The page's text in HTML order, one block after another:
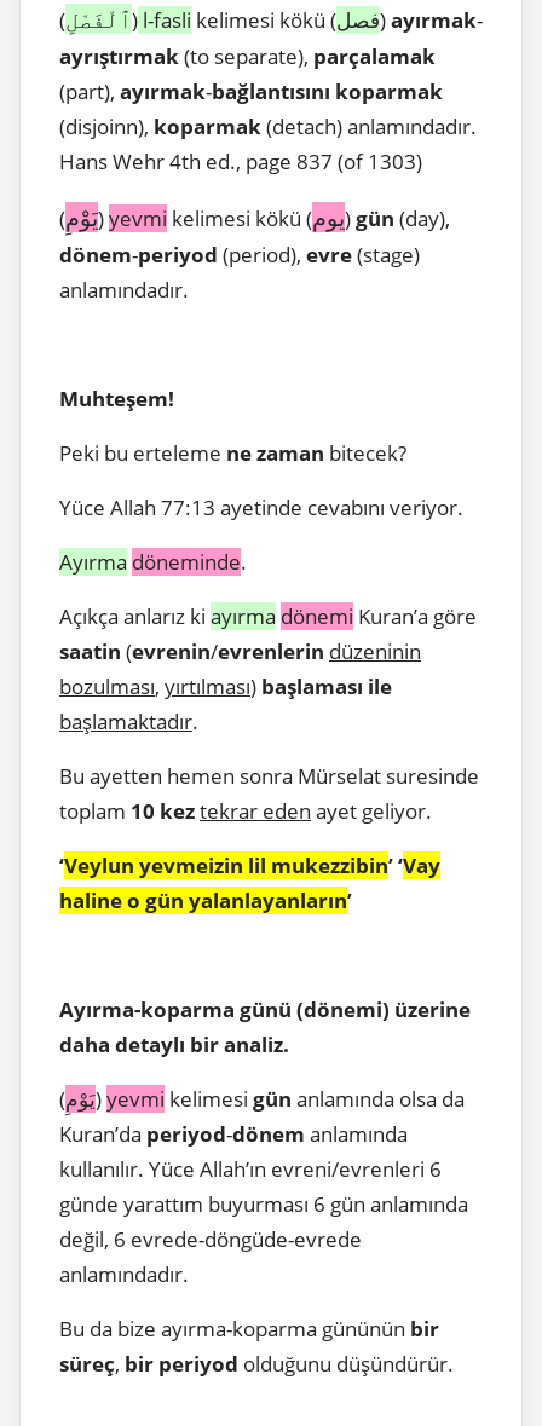
(ٱلْفَصْلِ) l-fasli kelimesi kökü (فصل)ayırmak-
ayrıştırmak(to separate), parçalamak
(part), ayırmak-bağlantısını koparmak
(disjoinn), koparmak(detach) anlamındadır.
Hans Wehr 4th ed., page 837 (of 1303)
(يَوْمِ)yevmi kelimesi kökü (يوم)gün (day),
dönem-periyod (period), evre(stage)
anlamındadır.
Muhteşem!
Peki bu erteleme ne zaman bitecek?
Yüce Allah 77:13 ayetinde cevabını veriyor.
Ayırma döneminde.
Açıkça anlarız ki ayırma dönemi Kuran’a göre
saatin (evrenin/evrenlerin düzeninin
bozulması, yırtılması) başlaması ile
başlamaktadır.
Bu ayetten hemen sonra Mürselat suresinde
toplam 10 keztekrar eden ayet geliyor.
‘Veylun yevmeizin lil mukezzibin’ ‘Vay
haline o gün yalanlayanların’
Ayırma-koparma günü (dönemi) üzerine
daha detaylı bir analiz.
(يَوْمِ)yevmi kelimesi gün anlamında olsa da
Kuran’da periyod-dönem anlamında
kullanılır. Yüce Allah’ın evreni/evrenleri 6
günde yarattım buyurması 6 gün anlamında
değil, 6 evrede-döngüde-evrede
anlamındadır.
Bu da bize ayırma-koparma gününün bir
süreç, bir periyod olduğunu düşündürür.